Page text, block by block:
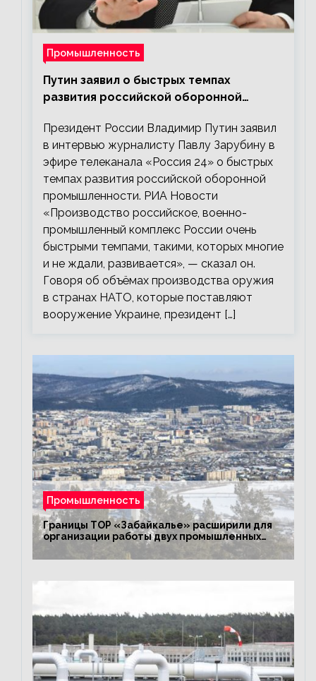
Промышленность
Путин заявил о быстрых темпах
развития российской оборонной
Президент России Владимир Путин заявил
в интервью журналисту Павлу Зарубину в
эфире телеканала «Россия 24» о быстрых
темпах развития российской оборонной
промышленности. РИА Новости
«Производство российское, военно-
промышленный комплекс России очень
быстрыми темпами, такими, которых многие
и не ждали, развивается», — сказал он.
Говоря об объёмах производства оружия
в странах НАТО, которые поставляют
вооружение Украине, президент […]
Промышленность
Границы ТОР «Забайкалье» расширили для
организации работы двух промышленных
предприятий